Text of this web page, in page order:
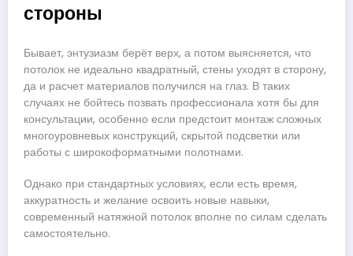
стороны
Бывает, энтузиазм берёт верх, а потом выясняется, что
потолок не идеально квадратный, стены уходят в сторону,
да и расчет материалов получился на глаз. В таких
случаях не бойтесь позвать профессионала хотя бы для
консультации, особенно если предстоит монтаж сложных
многоуровневых конструкций, скрытой подсветки или
работы с широкоформатными полотнами.
Однако при стандартных условиях, если есть время,
аккуратность и желание освоить новые навыки,
современный натяжной потолок вполне по силам сделать
самостоятельно.